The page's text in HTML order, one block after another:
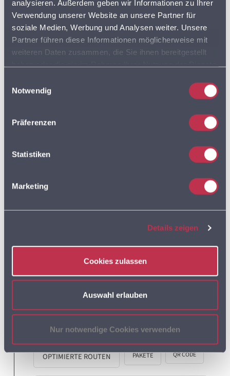
analysieren. Außerdem geben wir Informationen zu Ihrer
Verwendung unserer Website an unsere Partner für
soziale Medien, Werbung und Analysen weiter. Unsere
Partner führen diese Informationen möglicherweise mit
weiteren Daten zusammen, die Sie ihnen bereitgestellt
Cookies, wenn Sie unsere Webseite weiterhin nutzen.
Notwendig
Präferenzen
Statistiken
Marketing
Details zeigen
Cookies zulassen
Auswahl erlauben
Nur notwendige Cookies verwenden
LEBENSMITTELHANDEL LIEFERDIENSTE
LKW LKW PROFIL LKW ROUTING
LOGISTIK
MULTIROUTE GO! NEWS
MULTIROUTE TOUR!
MULTIROUTE TOUR! INFO
NEWSLETTERARCHIV
OPTIMIERTE ROUTEN PAKETE QR CODE